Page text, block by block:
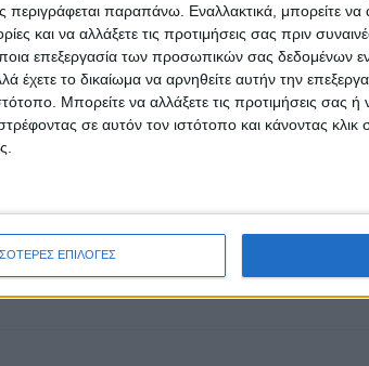
περιγράφεται παραπάνω. Εναλλακτικά, μπορείτε
και να αλλάξετε τις προτιμήσεις σας πριν
επεξεργασία των προσωπικών σας δεδομένων
έχετε το δικαίωμα να αρνηθείτε αυτήν την
Μπορείτε να αλλάξετε τις προτιμήσεις σας
σε αυτόν τον ιστότοπο και κάνοντας
ΕΠΙΛΟΓΕΣ
ΕΠΟΜΕΝΟ
Αντιμέτωποι με την πανδημία Β.
Εφημερίδα της Καρδίτσας